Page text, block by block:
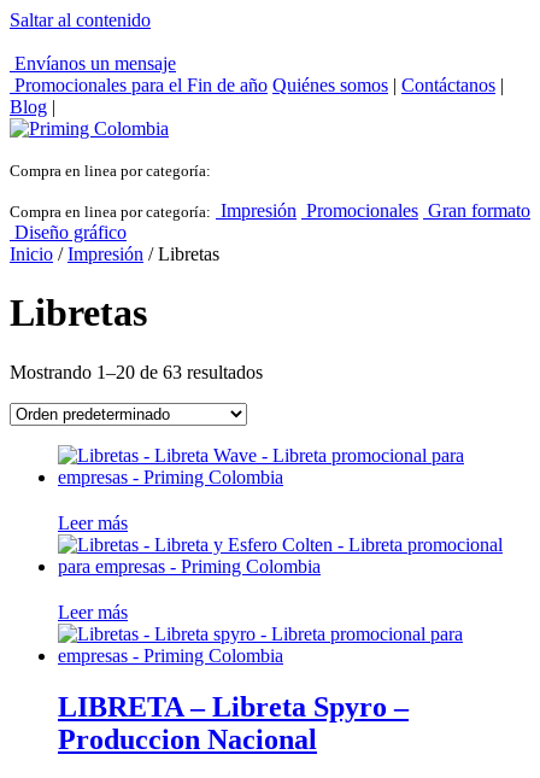
Saltar al contenido
Envíanos un mensaje
Promocionales para el Fin de año Quiénes somos | Contáctanos |
Blog |
Compra en linea por categoría:
Compra en linea por categoría: Impresión Promocionales Gran formato
Diseño gráfico
Inicio /Impresión / Libretas
Libretas
Mostrando 1–20 de 63 resultados
Leer más
Leer más
LIBRETA – Libreta Spyro –
Produccion Nacional